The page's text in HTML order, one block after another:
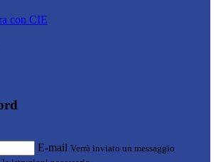
con CIE
E-mail Verrà inviato un messaggio